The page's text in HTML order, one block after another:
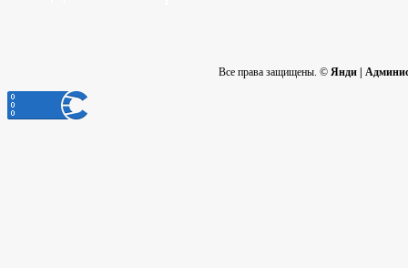
Все права защищены. © Янди |